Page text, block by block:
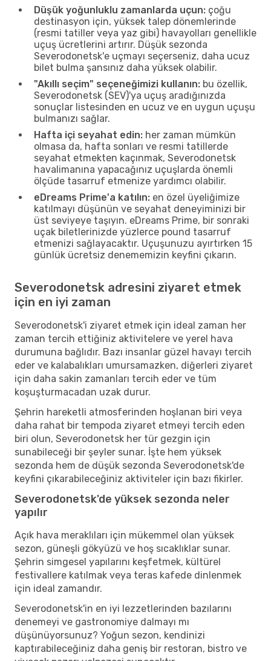
Düşük yoğunluklu zamanlarda uçun: çoğu
destinasyon için, yüksek talep dönemlerinde
(resmi tatiller veya yaz gibi) havayolları genellikle
uçuş ücretlerini artırır. Düşük sezonda
Severodonetsk'e uçmayı seçerseniz, daha ucuz
bilet bulma şansınız daha yüksek olabilir.
"Akıllı seçim" seçeneğimizi kullanın: bu özellik,
Severodonetsk (SEV)'ya uçuş aradığınızda
sonuçlar listesinden en ucuz ve en uygun uçuşu
bulmanızı sağlar.
Hafta içi seyahat edin: her zaman mümkün
olmasa da, hafta sonları ve resmi tatillerde
seyahat etmekten kaçınmak, Severodonetsk
havalimanına yapacağınız uçuşlarda önemli
ölçüde tasarruf etmenize yardımcı olabilir.
eDreams Prime'a katılın: en özel üyeliğimize
katılmayı düşünün ve seyahat deneyiminizi bir
üst seviyeye taşıyın. eDreams Prime, bir sonraki
uçak biletlerinizde yüzlerce pound tasarruf
etmenizi sağlayacaktır. Uçuşunuzu ayırtırken 15
günlük ücretsiz denememizin keyfini çıkarın.
Severodonetsk adresini ziyaret etmek
için en iyi zaman
Severodonetsk'i ziyaret etmek için ideal zaman her
zaman tercih ettiğiniz aktivitelere ve yerel hava
durumuna bağlıdır. Bazı insanlar güzel havayı tercih
eder ve kalabalıkları umursamazken, diğerleri ziyaret
için daha sakin zamanları tercih eder ve tüm
koşuşturmacadan uzak durur.
Şehrin hareketli atmosferinden hoşlanan biri veya
daha rahat bir tempoda ziyaret etmeyi tercih eden
biri olun, Severodonetsk her tür gezgin için
sunabileceği bir şeyler sunar. İşte hem yüksek
sezonda hem de düşük sezonda Severodonetsk'de
keyfini çıkarabileceğiniz aktiviteler için bazı fikirler.
Severodonetsk'de yüksek sezonda neler
yapılır
Açık hava meraklıları için mükemmel olan yüksek
sezon, güneşli gökyüzü ve hoş sıcaklıklar sunar.
Şehrin simgesel yapılarını keşfetmek, kültürel
festivallere katılmak veya teras kafede dinlenmek
için ideal zamandır.
Severodonetsk'in en iyi lezzetlerinden bazılarını
denemeyi ve gastronomiye dalmayı mı
düşünüyorsunuz? Yoğun sezon, kendinizi
kaptırabileceğiniz daha geniş bir restoran, bistro ve